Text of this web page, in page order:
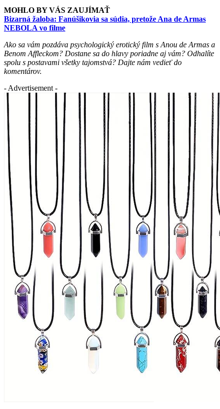
MOHLO BY VÁS ZAUJÍMAŤ
Bizarná žaloba: Fanúšikovia sa súdia, pretože Ana de Armas
NEBOLA vo filme
Ako sa vám pozdáva psychologický erotický film s Anou de Armas a
Benom Affleckom? Dostane sa do hlavy poriadne aj vám? Odhalíte
spolu s postavami všetky tajomstvá? Dajte nám vedieť do
komentárov.
- Advertisement -